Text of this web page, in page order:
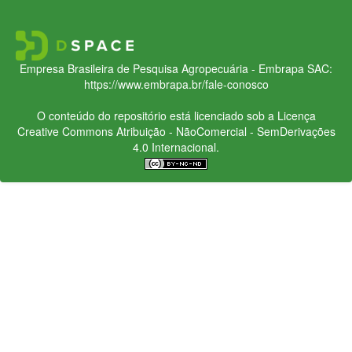
Empresa Brasileira de Pesquisa Agropecuária - Embrapa SAC:
https://www.embrapa.br/fale-conosco
O conteúdo do repositório está licenciado sob a Licença
Creative CommonsAtribuição - NãoComercial - SemDerivações
4.0 Internacional.